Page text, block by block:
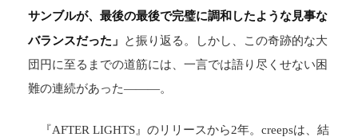
サンブルが、最後の最後で完璧に調和したような見事な
バランスだった」
と振り返る。しかし、この奇跡的な大
団円に至るまでの道筋には、一言では語り尽くせない困
難の連続があった―――。
『AFTER LIGHTS』のリリースから2年。creepsは、結